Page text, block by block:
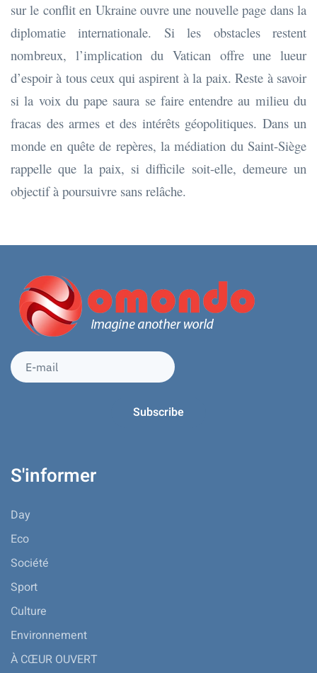
sur le conflit en Ukraine ouvre une nouvelle page dans la
diplomatie internationale. Si les obstacles restent
nombreux, l’implication du Vatican offre une lueur
d’espoir à tous ceux qui aspirent à la paix. Reste à savoir
si la voix du pape saura se faire entendre au milieu du
fracas des armes et des intérêts géopolitiques. Dans un
monde en quête de repères, la médiation du Saint-Siège
rappelle que la paix, si difficile soit-elle, demeure un
objectif à poursuivre sans relâche.
S'informer
Day
Eco
Société
Sport
Culture
Environnement
À CŒUR OUVERT